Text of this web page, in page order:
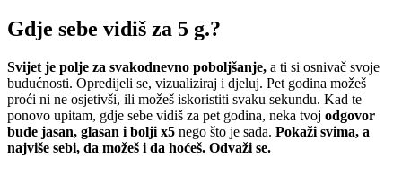
Gdje sebe vidiš za 5 g.?
Svijet je polje za svakodnevno poboljšanje, a ti si osnivač svoje
budućnosti. Opredijeli se, vizualiziraj i djeluj. Pet godina možeš
proći ni ne osjetivši, ili možeš iskoristiti svaku sekundu. Kad te
ponovo upitam, gdje sebe vidiš za pet godina, neka tvoj odgovor
bude jasan, glasan i bolji x5 nego što je sada. Pokaži svima, a
najviše sebi, da možeš i da hoćeš. Odvaži se.